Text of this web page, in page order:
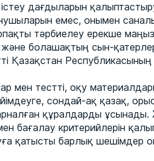
дағдыларын
емес, онымен
тәрбиелеу ерекше
болашақтың сын-
Қазақстан Республикасының
мен тестті, оқу
сондай-ақ қазақ,
құралдарды
бағалау критерийлерін
қатысты барлық шешімдер